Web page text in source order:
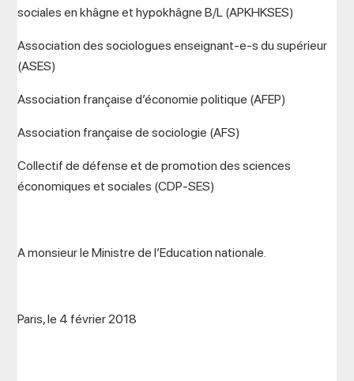
sociales en khâgne et hypokhâgne B/L (APKHKSES)
Association des sociologues enseignant-e-s du supérieur
(ASES)
Association française d’économie politique (AFEP)
Association française de sociologie (AFS)
Collectif de défense et de promotion des sciences
économiques et sociales (CDP-SES)
A monsieur le Ministre de l’Education nationale.
Paris, le 4 février 2018